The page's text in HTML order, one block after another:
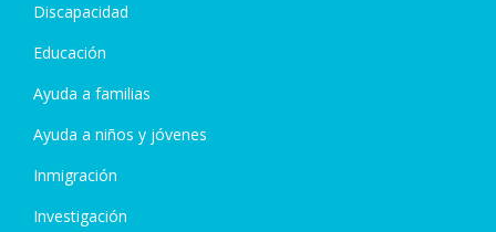
Discapacidad
Educación
Ayuda a familias
Ayuda a niños y jóvenes
Inmigración
Investigación